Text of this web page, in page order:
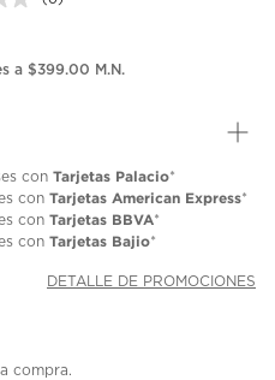
Sin
en
a $399.00 M.N.
con Tarjetas Palacio*
con Tarjetas American Express*
con Tarjetas BBVA*
con Tarjetas Bajio*
DETALLE DE PROMOCIONES
compra.